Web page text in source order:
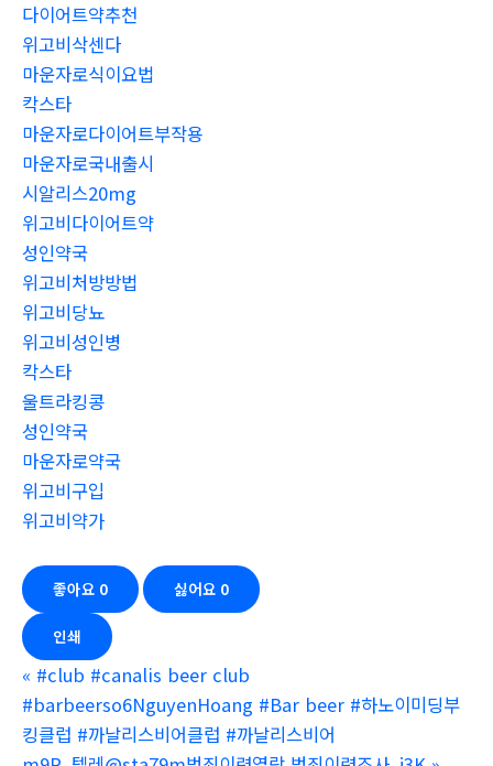
다이어트약추천
위고비삭센다
마운자로식이요법
칵스타
마운자로다이어트부작용
마운자로국내출시
시알리스20mg
위고비다이어트약
성인약국
위고비처방방법
위고비당뇨
위고비성인병
칵스타
울트라킹콩
성인약국
마운자로약국
위고비구입
위고비약가
좋아요 0 싫어요 0
인쇄
« #club #canalis beer club
#barbeerso6NguyenHoang #Bar beer #하노이미딩부
킹클럽 #까날리스비어클럽 #까날리스비어